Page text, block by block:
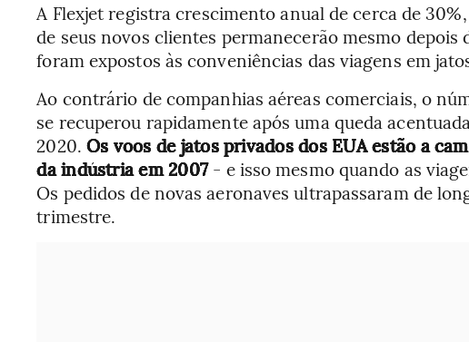
A Flexjet registra crescimento anual de cerca de
de seus novos clientes permanecerão mesmo depois
foram expostos às conveniências das viagens em
Ao contrário de companhias aéreas comerciais, o
se recuperou rapidamente após uma queda
2020. Os voos de jatos privados dos EUA estão a
da indústria em 2007- e isso mesmo quando as
Os pedidos de novas aeronaves ultrapassaram de
trimestre.